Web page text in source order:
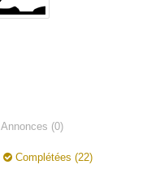
Annonces (0)
Complétées (22)